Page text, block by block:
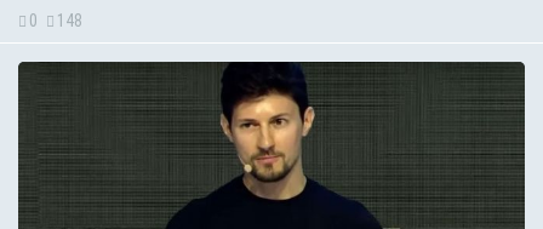
0 148